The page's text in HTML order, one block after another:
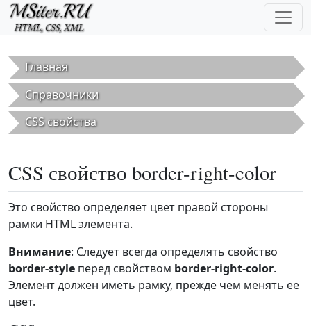
Перейти к основному содержанию
Главная
Справочники
CSS свойства
CSS свойство border-right-color
Это свойство определяет цвет правой стороны
рамки HTML элемента.
Внимание: Следует всегда определять свойство
border-style перед свойством border-right-color.
Элемент должен иметь рамку, прежде чем менять ее
цвет.